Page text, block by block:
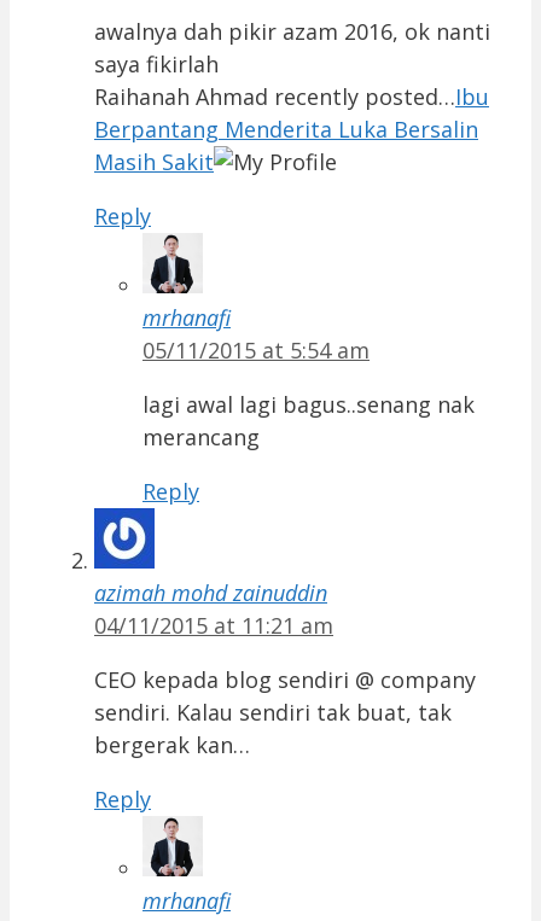
awalnya dah pikir azam 2016, ok nanti
saya fikirlah
Raihanah Ahmad recently posted…Ibu
Berpantang Menderita Luka Bersalin
Masih Sakit
Reply
mrhanafi
05/11/2015 at 5:54 am
lagi awal lagi bagus..senang nak
merancang
Reply
azimah mohd zainuddin
04/11/2015 at 11:21 am
CEO kepada blog sendiri @ company
sendiri. Kalau sendiri tak buat, tak
bergerak kan…
Reply
mrhanafi